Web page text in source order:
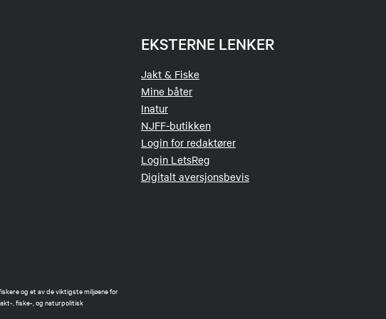
EKSTERNE LENKER
Jakt & Fiske
Mine båter
Inatur
NJFF-butikken
Login for redaktører
Login LetsReg
Digitalt aversjonsbevis
og et av de viktigste miljøene for
, fiske-, og naturpolitisk